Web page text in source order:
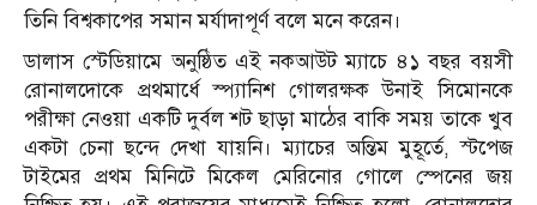
তিনি বিশ্বকাপের সমান মর্যাদাপূর্ণ বলে মনে করেন।
ডালাস স্টেডিয়ামে অনুষ্ঠিত এই নকআউট ম্যাচে ৪১ বছর বয়সী
রোনালদোকে প্রথমার্ধে স্প্যানিশ গোলরক্ষক উনাই সিমোনকে
পরীক্ষা নেওয়া একটি দুর্বল শট ছাড়া মাঠের বাকি সময় তাকে খুব
একটা চেনা ছন্দে দেখা যায়নি। ম্যাচের অন্তিম মুহূর্তে, স্টপেজ
টাইমের প্রথম মিনিটে মিকেল মেরিনোর গোলে স্পেনের জয়